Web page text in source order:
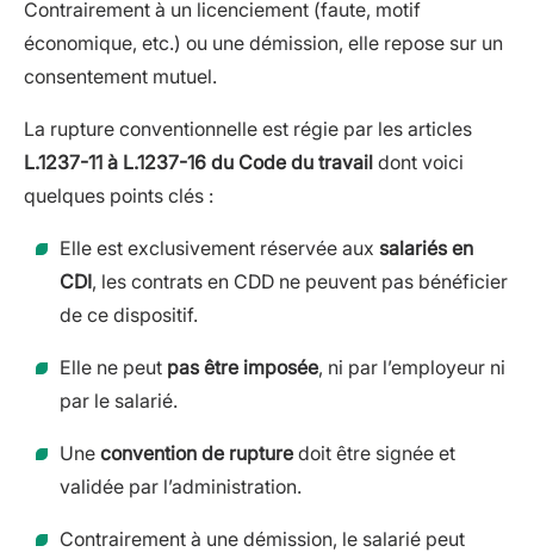
Contrairement à un licenciement (faute, motif
économique, etc.) ou une démission, elle repose sur un
consentement mutuel.
La rupture conventionnelle est régie par les articles
L.1237-11 à L.1237-16 du Code du travail dont voici
quelques points clés :
Elle est exclusivement réservée aux salariés en
CDI, les contrats en CDD ne peuvent pas bénéficier
de ce dispositif.
Elle ne peut pas être imposée, ni par l’employeur ni
par le salarié.
Une convention de rupture doit être signée et
validée par l’administration.
Contrairement à une démission, le salarié peut